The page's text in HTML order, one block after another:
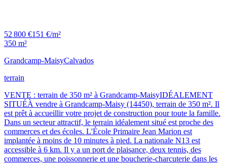
52 800 €151 €/m²
350 m²
Grandcamp-MaisyCalvados
terrain
VENTE : terrain de 350 m² à Grandcamp-MaisyIDÉALEMENT
SITUÉÀ vendre à Grandcamp-Maisy (14450), terrain de 350 m². Il
est prêt à accueillir votre projet de construction pour toute la famille.
Dans un secteur attractif, le terrain idéalement situé est proche des
commerces et des écoles. L'École Primaire Jean Marion est
implantée à moins de 10 minutes à pied. La nationale N13 est
accessible à 6 km. Il y a un port de plaisance, deux tennis, des
commerces, une poissonnerie et une boucherie-charcuterie dans les